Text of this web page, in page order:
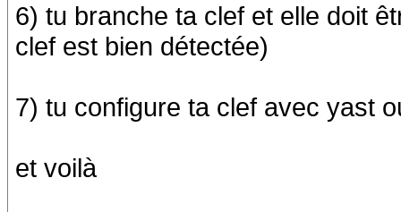
6) tu branche ta clef et elle doit
clef est bien détectée)
7) tu configure ta clef avec yast
et voilà